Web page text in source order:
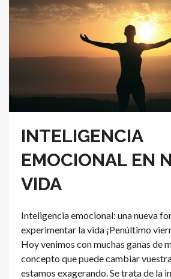
INTELIGENCIA
EMOCIONAL EN
VIDA
Inteligencia emocional: una nueva
experimentar la vida ¡Penúltimo
Hoy venimos con muchas ganas de
concepto que puede cambiar
estamos exagerando. Se trata de la